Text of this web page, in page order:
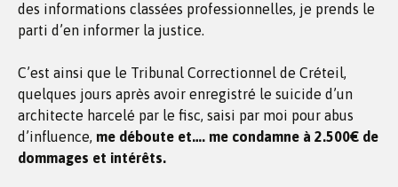
des informations classées professionnelles, je prends le
parti d’en informer la justice.
C’est ainsi que le Tribunal Correctionnel de Créteil,
quelques jours après avoir enregistré le suicide d’un
architecte harcelé par le fisc, saisi par moi pour abus
d’influence, me déboute et…. me condamne à 2.500€ de
dommages et intérêts.